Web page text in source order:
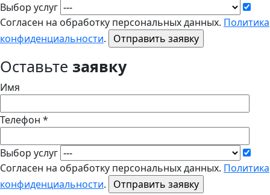
Выбор услуг
Согласен на обработку персональных данных. Политика
конфиденциальности.
Оставьте заявку
Имя
Телефон *
Выбор услуг
Согласен на обработку персональных данных. Политика
конфиденциальности.